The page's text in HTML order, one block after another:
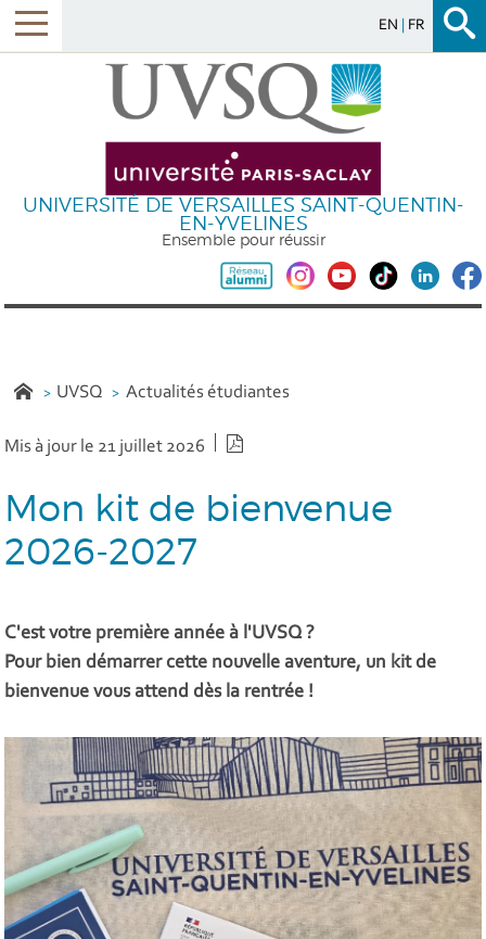
EN FR
UNIVERSITÉ DE VERSAILLES SAINT-QUENTIN-
EN-YVELINES
Ensemble pour réussir
UVSQ Actualités étudiantes
Mis à jour le 21 juillet 2026
Mon kit de bienvenue
2026-2027
C'est votre première année à l'UVSQ ?
Pour bien démarrer cette nouvelle aventure, un kit de
bienvenue vous attend dès la rentrée !